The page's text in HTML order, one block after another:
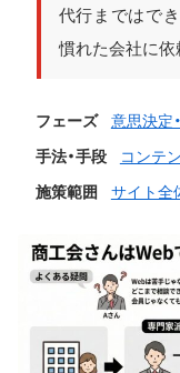
代行まではで
慣れた会社に依
フェーズ
意思決定
手法・手段
コンテ
施策範囲
サイト全